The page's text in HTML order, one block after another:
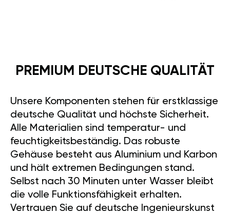
PREMIUM DEUTSCHE QUALITÄT
Unsere Komponenten stehen für erstklassige
deutsche Qualität und höchste Sicherheit.
Alle Materialien sind temperatur- und
feuchtigkeitsbeständig. Das robuste
Gehäuse besteht aus Aluminium und Karbon
und hält extremen Bedingungen stand.
Selbst nach 30 Minuten unter Wasser bleibt
die volle Funktionsfähigkeit erhalten.
Vertrauen Sie auf deutsche Ingenieurskunst